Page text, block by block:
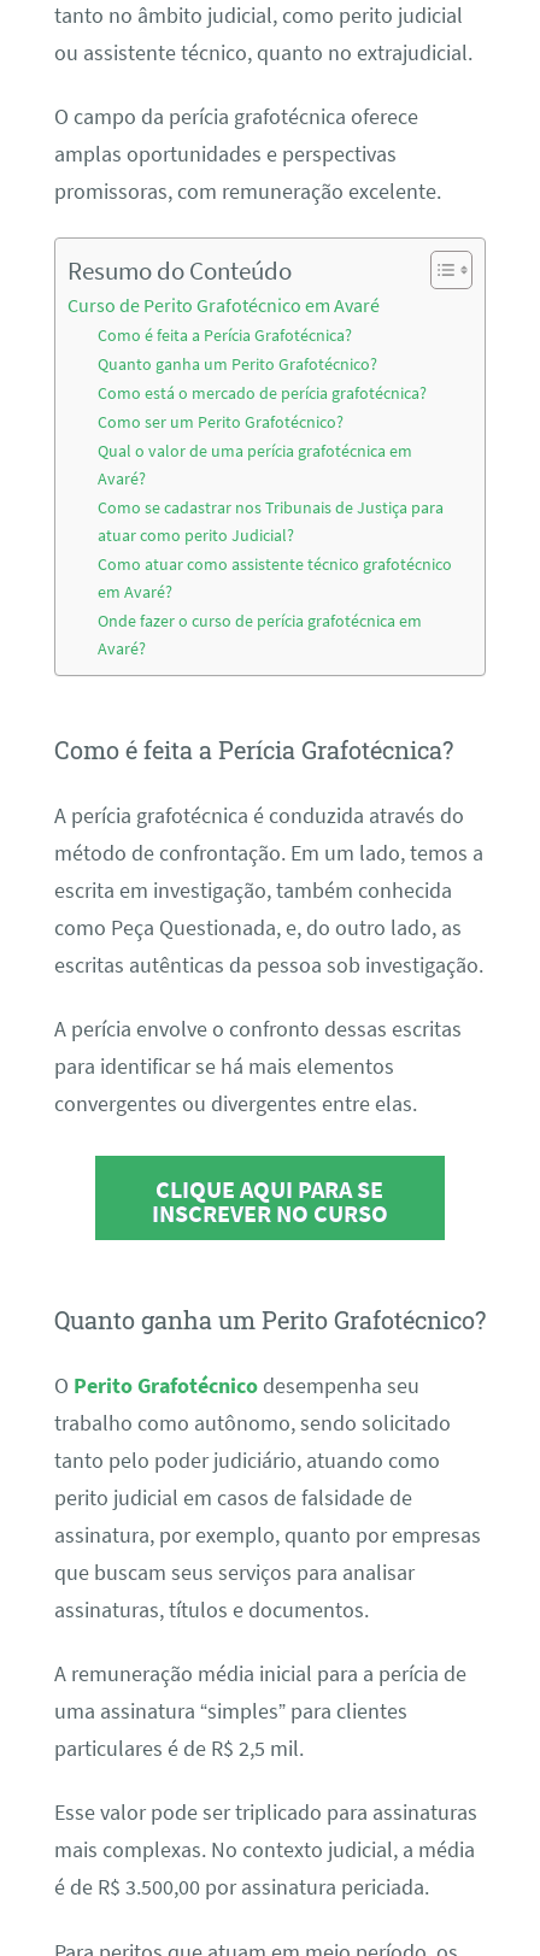
tanto no âmbito judicial, como perito judicial
ou assistente técnico, quanto no extrajudicial.
O campo da perícia grafotécnica oferece
amplas oportunidades e perspectivas
promissoras, com remuneração excelente.
Resumo do Conteúdo
Curso de Perito Grafotécnico em Avaré
Como é feita a Perícia Grafotécnica?
Quanto ganha um Perito Grafotécnico?
Como está o mercado de perícia grafotécnica?
Como ser um Perito Grafotécnico?
Qual o valor de uma perícia grafotécnica em
Avaré?
Como se cadastrar nos Tribunais de Justiça para
atuar como perito Judicial?
Como atuar como assistente técnico grafotécnico
em Avaré?
Onde fazer o curso de perícia grafotécnica em
Avaré?
Como é feita a Perícia Grafotécnica?
A perícia grafotécnica é conduzida através do
método de confrontação. Em um lado, temos a
escrita em investigação, também conhecida
como Peça Questionada, e, do outro lado, as
escritas autênticas da pessoa sob investigação.
A perícia envolve o confronto dessas escritas
para identificar se há mais elementos
convergentes ou divergentes entre elas.
CLIQUE AQUI PARA SE
INSCREVER NO CURSO
Quanto ganha um Perito Grafotécnico?
O Perito Grafotécnicodesempenha seu
trabalho como autônomo, sendo solicitado
tanto pelo poder judiciário, atuando como
perito judicial em casos de falsidade de
assinatura, por exemplo, quanto por empresas
que buscam seus serviços para analisar
assinaturas, títulos e documentos.
A remuneração média inicial para a perícia de
uma assinatura “simples” para clientes
particulares é de R$ 2,5 mil.
Esse valor pode ser triplicado para assinaturas
mais complexas. No contexto judicial, a média
é de R$ 3.500,00 por assinatura periciada.